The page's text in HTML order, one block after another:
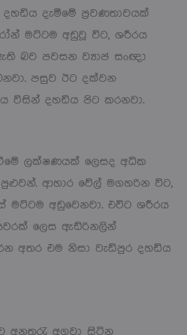
දහඩිය දැමීමේ ප්‍රවණතාවයක්
මට්ටම අඩුවූ විට, ශරීරය
බව පවසන ව්‍යාජ සංඥා
පසුව ඊට දක්වන
විසින් දහඩිය පිට කරනවා.
ලක්ෂණයක් ලෙසද අධික
ආහාර වේල් මගහරින විට,
මට්ටම අඩුවෙනවා. එවිට ශරීරය
ලෙස ඇඩ්රිනලින්
අතර එම නිසා වැඩිපුර දහඩිය
අනතුරැ අගවා සිටින